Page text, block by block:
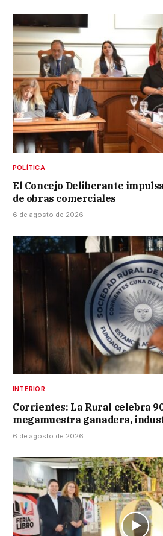
POLÍTICA
El Concejo Deliberante
de obras comerciales
6 de agosto de 2026
INTERIOR
Corrientes: La Rural celebra
megamuestra ganadera,
6 de agosto de 2026